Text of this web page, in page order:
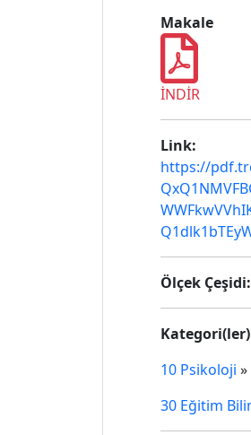
Makale
İNDİR
Link:
https://
Ölçek Çeşidi:
Kategori(ler)
10 Psikoloji »
30 Eğitim